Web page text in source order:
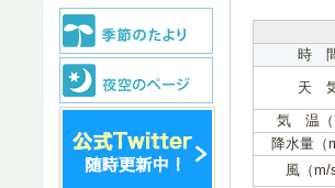
時
天
気 温
降水量（
風（m/